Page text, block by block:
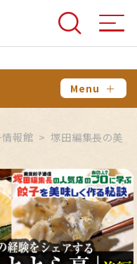
Menu ＋
報館 塚田編集長の美味